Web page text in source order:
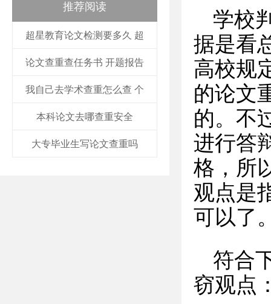
推荐阅读
超星教育论文检测要多久 超
论文查重查任务书 开题报告
我自己去学术查重怎么查 个
本科论文去哪查重安全
大专毕业生写论文查重吗
学校
据是看
高校规
的论文
的。不
进行答
格，所
观点是
可以了
符合
窃观点